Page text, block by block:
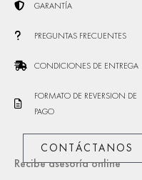
GARANTÍA
PREGUNTAS FRECUENTES
CONDICIONES DE ENTREGA
FORMATO DE REVERSION DE
PAGO
CONTÁCTANOS
Recibe asesoría online